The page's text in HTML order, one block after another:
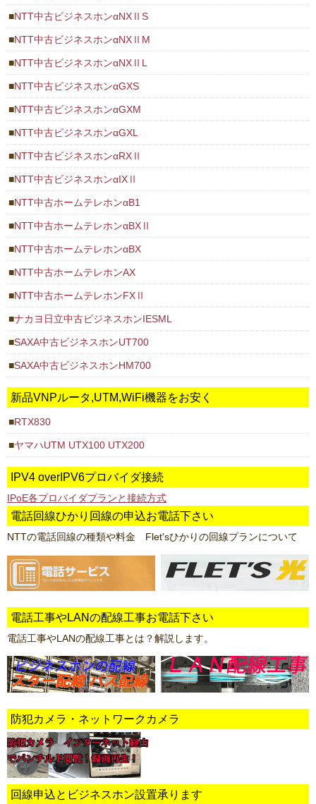
NTT中古ビジネスホンαNXⅡS
NTT中古ビジネスホンαNXⅡM
NTT中古ビジネスホンαNXⅡL
NTT中古ビジネスホンαGXS
NTT中古ビジネスホンαGXM
NTT中古ビジネスホンαGXL
NTT中古ビジネスホンαRXⅡ
NTT中古ビジネスホンαIXⅡ
NTT中古ホームテレホンαB1
NTT中古ホームテレホンαBXⅡ
NTT中古ホームテレホンαBX
NTT中古ホームテレホンAX
NTT中古ホームテレホンFXⅡ
ナカヨ日立中古ビジネスホンIESML
SAXA中古ビジネスホンUT700
SAXA中古ビジネスホンHM700
新品VNPルータ,UTM,WiFi機器をお安く
RTX830
ヤマハUTM UTX100 UTX200
IPV4 overIPV6プロバイダ接続
IPoE各プロバイダプランと接続方式
電話回線ひかり回線の申込お電話下さい
NTTの電話回線の種類や料金 Flet'sひかりの回線プランについて
電話工事やLANの配線工事お電話下さい
電話工事やLANの配線工事とは？解説します。
防犯カメラ・ネットワークカメラ
回線申込とビジネスホン設置承ります